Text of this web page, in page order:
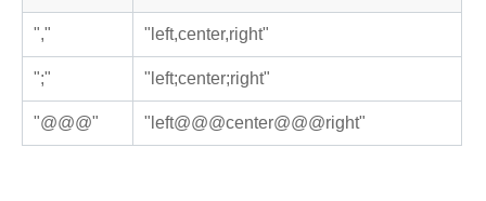
"," "left,center,right"
";" "left;center;right"
"@@@" "left@@@center@@@right"